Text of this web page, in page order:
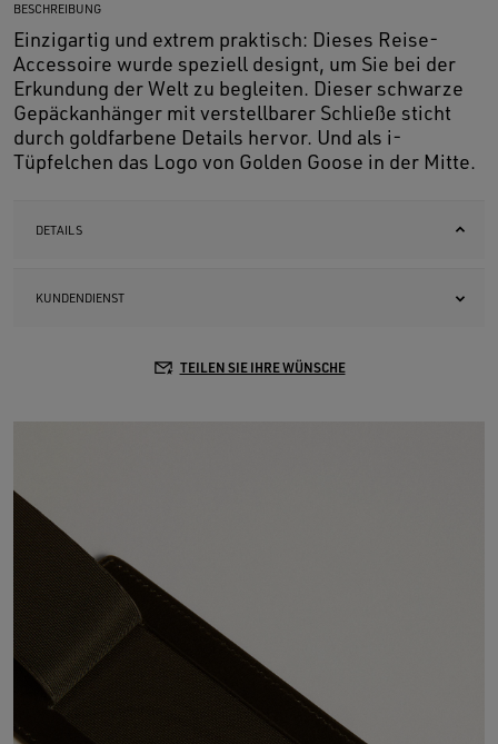
BESCHREIBUNG
Einzigartig und extrem praktisch: Dieses Reise-
Accessoire wurde speziell designt, um Sie bei der
Erkundung der Welt zu begleiten. Dieser schwarze
Gepäckanhänger mit verstellbarer Schließe sticht
durch goldfarbene Details hervor. Und als i-
Tüpfelchen das Logo von Golden Goose in der Mitte.
DETAILS
KUNDENDIENST
TEILEN SIE IHRE WÜNSCHE